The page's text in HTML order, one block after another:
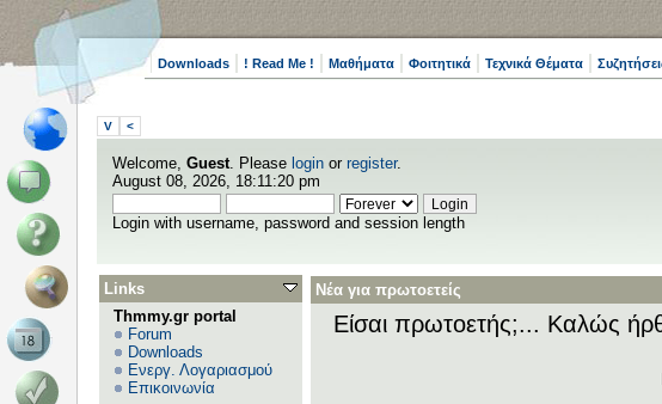
Downloads ! Read Me ! Μαθήματα Φοιτητικά Τεχνικά Θέματα
V <
Welcome, Guest. Please login or register.
August 08, 2026, 18:11:20 pm
Login with username, password and session length
Links
Thmmy.gr portal
Forum
Downloads
Ενεργ. Λογαριασμού
Επικοινωνία
Νέα για πρωτοετείς
Είσαι πρωτοετής;... Καλώς